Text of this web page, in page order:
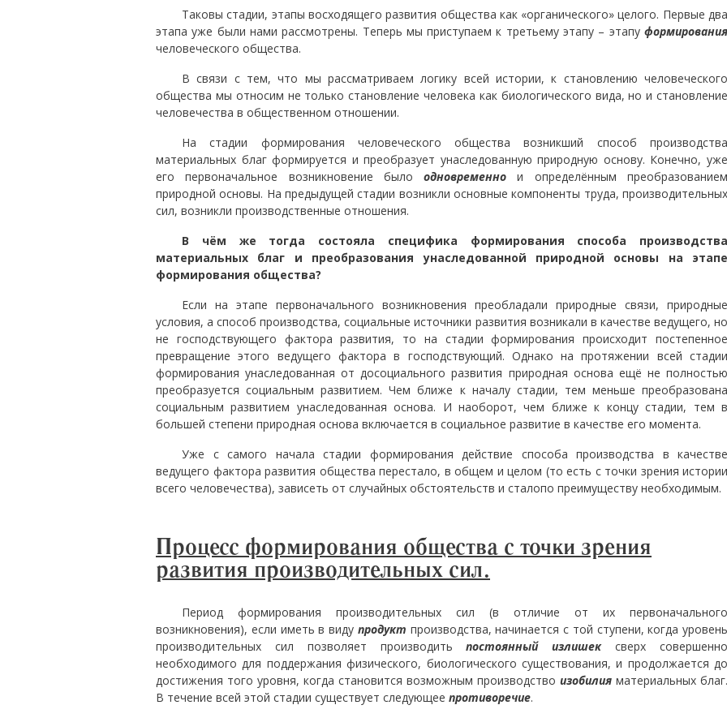
Таковы стадии, этапы восходящего развития общества как «органического» целого. Первые два
этапа уже были нами рассмотрены. Теперь мы приступаем к третьему этапу – этапу формирования
человеческого общества.
В связи с тем, что мы рассматриваем логику всей истории, к становлению человеческого
общества мы относим не только становление человека как биологического вида, но и становление
человечества в общественном отношении.
На стадии формирования человеческого общества возникший способ производства
материальных благ формируется и преобразует унаследованную природную основу. Конечно, уже
его первоначальное возникновение былоодновременнои определённым преобразованием
природной основы. На предыдущей стадии возникли основные компоненты труда, производительных
сил, возникли производственные отношения.
В чём же тогда состояла специфика формирования способа производства
материальных благ и преобразования унаследованной природной основы на этапе
формирования общества?
Если на этапе первоначального возникновения преобладали природные связи, природные
условия, а способ производства, социальные источники развития возникали в качестве ведущего, но
не господствующего фактора развития, то на стадии формирования происходит постепенное
превращение этого ведущего фактора в господствующий. Однако на протяжении всей стадии
формирования унаследованная от досоциального развития природная основа ещё не полностью
преобразуется социальным развитием. Чем ближе к началу стадии, тем меньше преобразована
социальным развитием унаследованная основа. И наоборот, чем ближе к концу стадии, тем в
большей степени природная основа включается в социальное развитие в качестве его момента.
Уже с самого начала стадии формирования действие способа производства в качестве
ведущего фактора развития общества перестало, в общем и целом (то есть с точки зрения истории
всего человечества), зависеть от случайных обстоятельств и сталопо преимуществу необходимым.
Процесс формирования общества с точки зрения
развития производительных сил.
Период формирования производительных сил (в отличие от их первоначального
возникновения), если иметь в виду продукт производства, начинается с той ступени, когда уровень
производительных сил позволяет производитьпостоянный излишексверх совершенно
необходимого для поддержания физического, биологического существования, и продолжается до
достижения того уровня, когда становится возможным производство изобилия материальных благ.
В течение всей этой стадии существует следующее противоречие.